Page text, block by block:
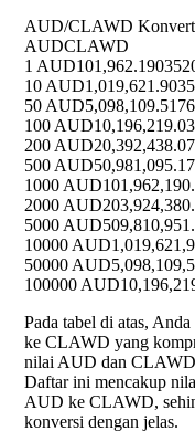
AUD/CLAWD
AUDCLAWD
1 AUD
10 AUD
50 AUD
100 AUD
200 AUD
500 AUD
1000 AUD
2000 AUD
5000 AUD
10000 AUD
50000 AUD
100000 AUD
Pada tabel di atas,
ke CLAWD yang
nilai AUD dan CLAWD
Daftar ini mencakup
AUD ke CLAWD,
konversi dengan jelas.